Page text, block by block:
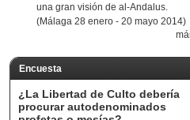
una gran visión de al-Andalus.
(Málaga 28 enero - 20 mayo 2014)
Encuesta
¿La Libertad de Culto debería
procurar autodenominados